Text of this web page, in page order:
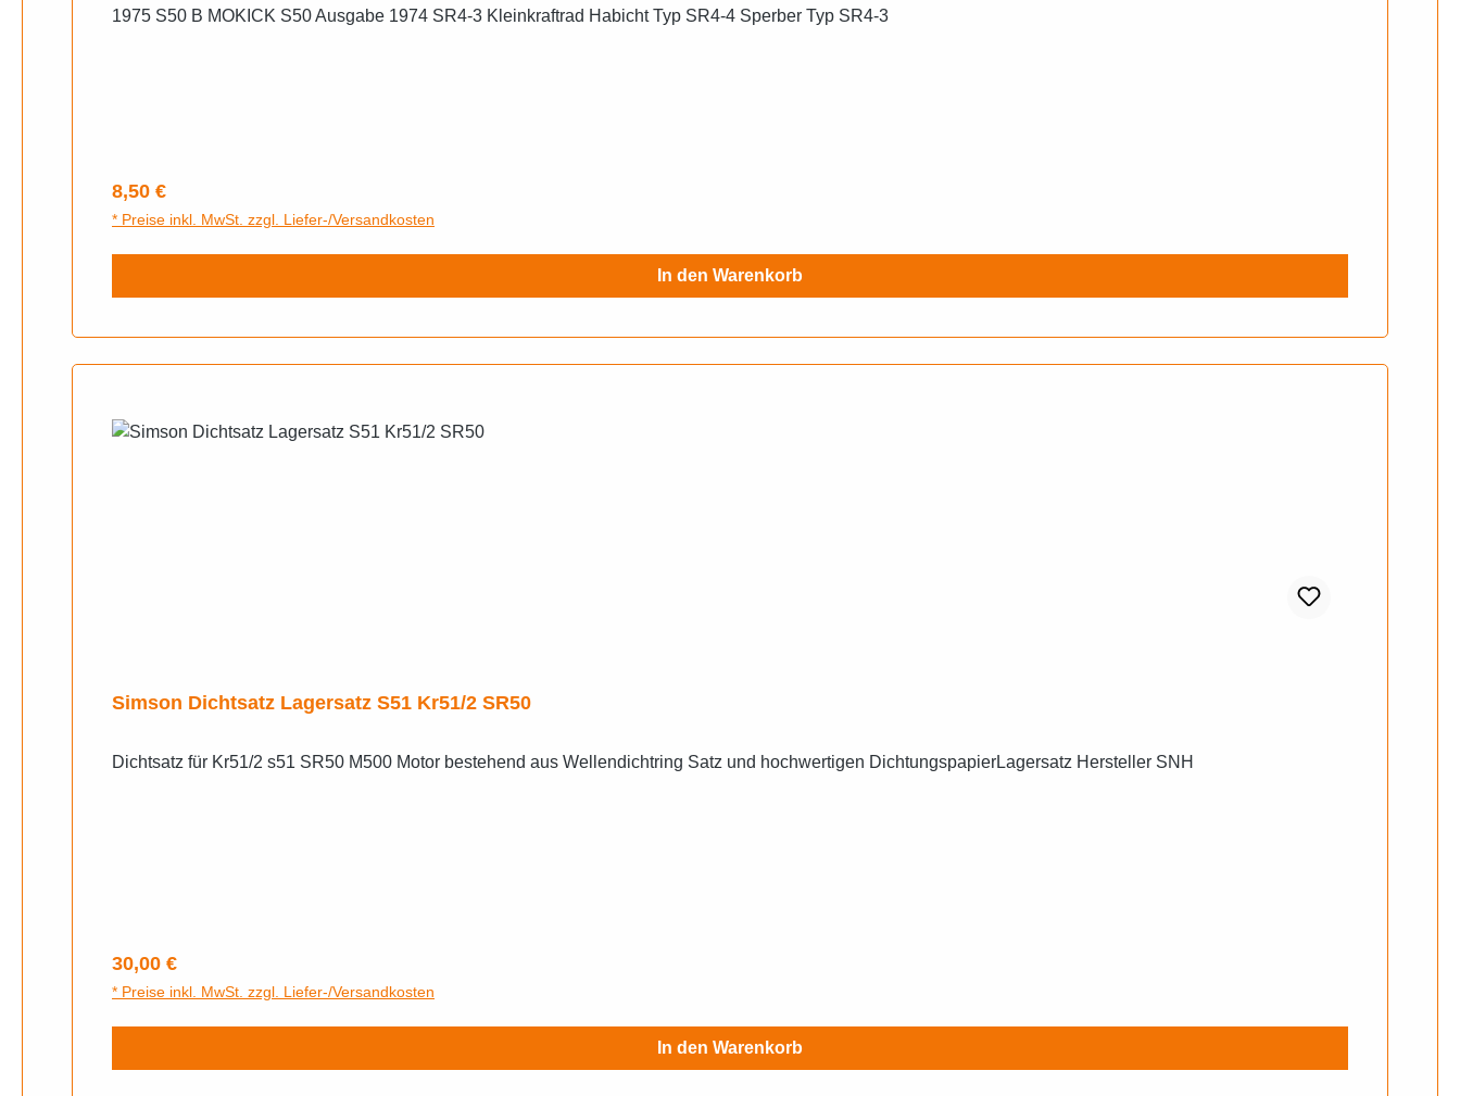
1975 S50 B MOKICK S50 Ausgabe 1974 SR4-3 Kleinkraftrad Habicht Typ SR4-4 Sperber Typ SR4-3
Regulärer Preis:
8,50 €
* Preise inkl. MwSt. zzgl. Liefer-/Versandkosten
In den Warenkorb
Simson Dichtsatz Lagersatz S51 Kr51/2 SR50
Dichtsatz für Kr51/2 s51 SR50 M500 Motor bestehend aus Wellendichtring Satz und hochwertigen DichtungspapierLagersatz Hersteller SNH
Regulärer Preis:
30,00 €
* Preise inkl. MwSt. zzgl. Liefer-/Versandkosten
In den Warenkorb